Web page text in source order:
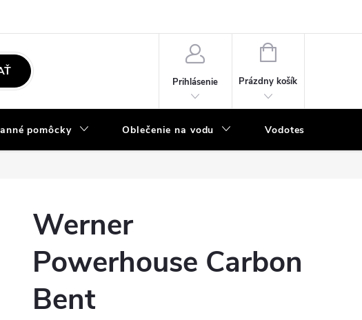
Prihlásenie
NÁKUPNÝ
Prázdny košík
pomôcky Oblečenie na vodu Vodotesný program
Werner
Powerhouse Carbon
Bent